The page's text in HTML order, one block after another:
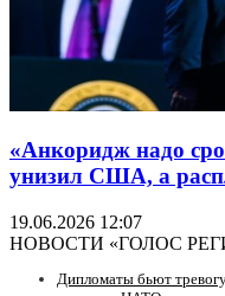
«Анкоридж надо
унизил США, а
19.06.2026 12:07
НОВОСТИ «ГОЛОС
Дипломаты бьют